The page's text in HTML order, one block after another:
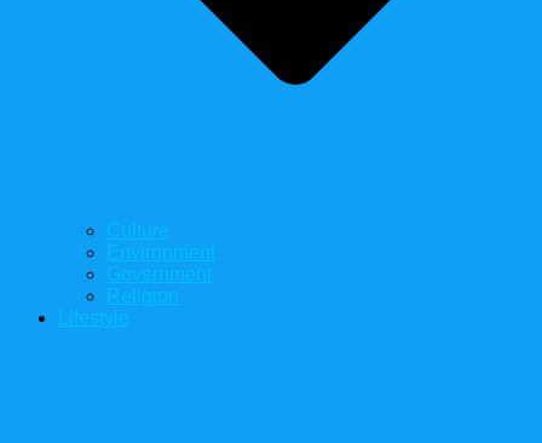
Culture
Environment
Government
Religion
Lifestyle